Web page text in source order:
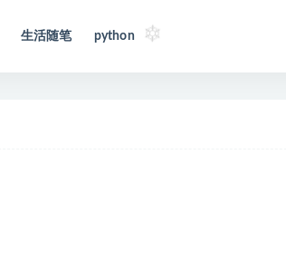
生活随笔 python